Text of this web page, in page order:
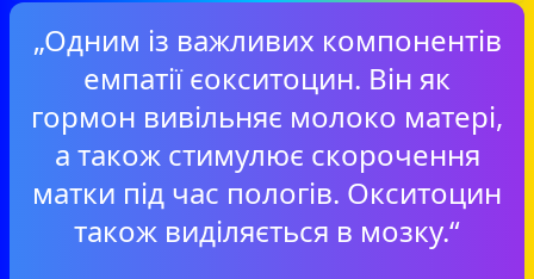
„Одним із важливих компонентів
емпатії єокситоцин. Він як
гормон вивільняє молоко матері,
а також стимулює скорочення
матки під час пологів. Окситоцин
також виділяється в мозку.“